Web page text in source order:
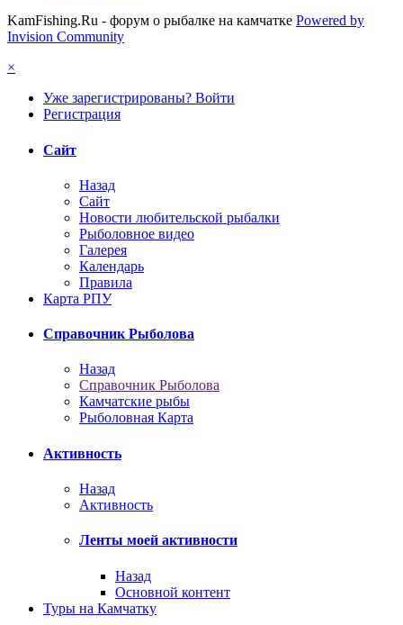
KamFishing.Ru - форум о рыбалке на камчатке Powered by
Invision Community
×
Уже зарегистрированы? Войти
Регистрация
Сайт
Назад
Сайт
Новости любительской рыбалки
Рыболовное видео
Галерея
Календарь
Правила
Карта РПУ
Справочник Рыболова
Назад
Справочник Рыболова
Камчатские рыбы
Рыболовная Карта
Активность
Назад
Активность
Ленты моей активности
Назад
Основной контент
Туры на Камчатку